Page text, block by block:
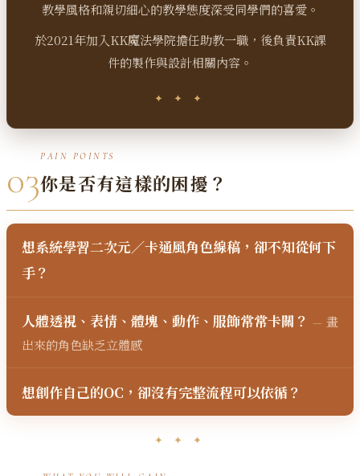
教學風格和親切細心的教學態度深受同學們的喜愛。
於2021年加入KK魔法學院擔任助教一職，後負責KK課
件的製作與設計相關內容。
✦ ✦ ✦
03
PAIN POINTS
你是否有這樣的困擾？
想系統學習二次元／卡通風角色線稿，卻不知從何下
手？
人體透視、表情、體塊、動作、服飾常常卡關？ — 畫
出來的角色缺乏立體感
想創作自己的OC，卻沒有完整流程可以依循？
✦ ✦ ✦